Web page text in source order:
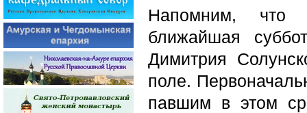
Напомним, что
ближайшая
Димитрия
поле.
павшим в этом